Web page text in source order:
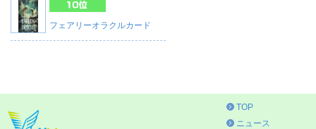
フェアリーオラクルカード
TOP
ニュース